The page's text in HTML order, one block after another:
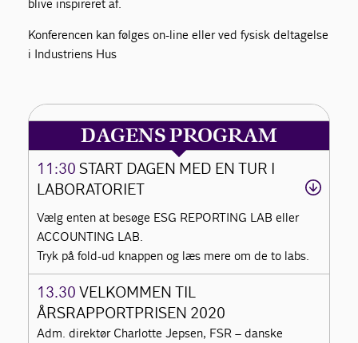
blive inspireret af.
Konferencen kan følges on-line eller ved fysisk deltagelse
i Industriens Hus
DAGENS PROGRAM
11:30 START DAGEN MED EN TUR I
LABORATORIET
Vælg enten at besøge ESG REPORTING LAB eller
ACCOUNTING LAB.
Tryk på fold-ud knappen og læs mere om de to labs.
13.30 VELKOMMEN TIL
ÅRSRAPPORTPRISEN 2020
Adm. direktør Charlotte Jepsen, FSR – danske